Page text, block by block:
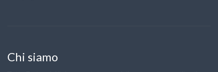
Chi siamo